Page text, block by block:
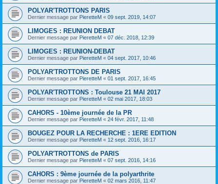
POLYAR'TROTTONS PARIS
Dernier message par PieretteM « 09 sept. 2019, 14:07
LIMOGES : REUNION DEBAT
Dernier message par PieretteM « 07 déc. 2018, 12:39
LIMOGES : REUNION-DEBAT
Dernier message par PieretteM « 04 sept. 2017, 10:46
POLYAR'TROTTONS DE PARIS
Dernier message par PieretteM « 01 sept. 2017, 16:45
POLYAR'TROTTONS : Toulouse 21 MAI 2017
Dernier message par PieretteM « 02 mai 2017, 18:03
CAHORS - 10ème journée de la PR
Dernier message par PieretteM « 24 févr. 2017, 11:48
BOUGEZ POUR LA RECHERCHE : 1ERE EDITION
Dernier message par PieretteM « 12 sept. 2016, 16:17
POLYAR'TROTTONS de PARIS
Dernier message par PieretteM « 07 sept. 2016, 14:16
CAHORS : 9ème journée de la polyarthrite
Dernier message par PieretteM « 02 mars 2016, 11:47